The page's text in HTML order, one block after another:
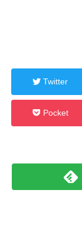
Twitter
Pocket